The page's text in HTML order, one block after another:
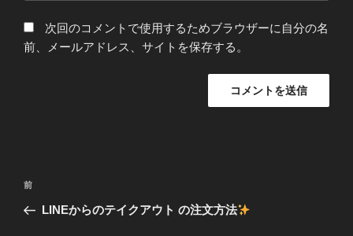
次回のコメントで使用するためブラウザーに自分の名
前、メールアドレス、サイトを保存する。
投
ナ
前
の
前
LINEからのテイクアウト の注文方法